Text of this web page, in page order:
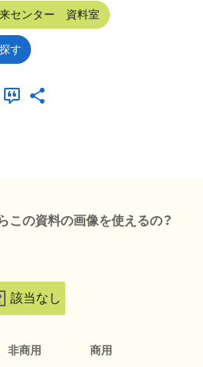
センター 資料室
す
この資料の画像を使えるの？
該当なし
非商用 商用